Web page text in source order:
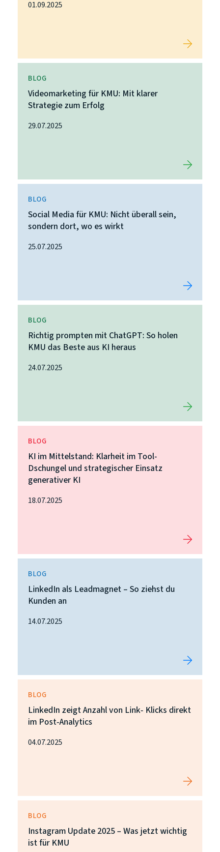
01.09.2025
BLOG
Videomarketing für KMU: Mit klarer
Strategie zum Erfolg
29.07.2025
BLOG
Social Media für KMU: Nicht überall sein,
sondern dort, wo es wirkt
25.07.2025
BLOG
Richtig prompten mit ChatGPT: So holen
KMU das Beste aus KI heraus
24.07.2025
BLOG
KI im Mittelstand: Klarheit im Tool-
Dschungel und strategischer Einsatz
generativer KI
18.07.2025
BLOG
LinkedIn als Leadmagnet – So ziehst du
Kunden an
14.07.2025
BLOG
LinkedIn zeigt Anzahl von Link‑ Klicks direkt
im Post‑Analytics
04.07.2025
BLOG
Instagram Update 2025 – Was jetzt wichtig
ist für KMU